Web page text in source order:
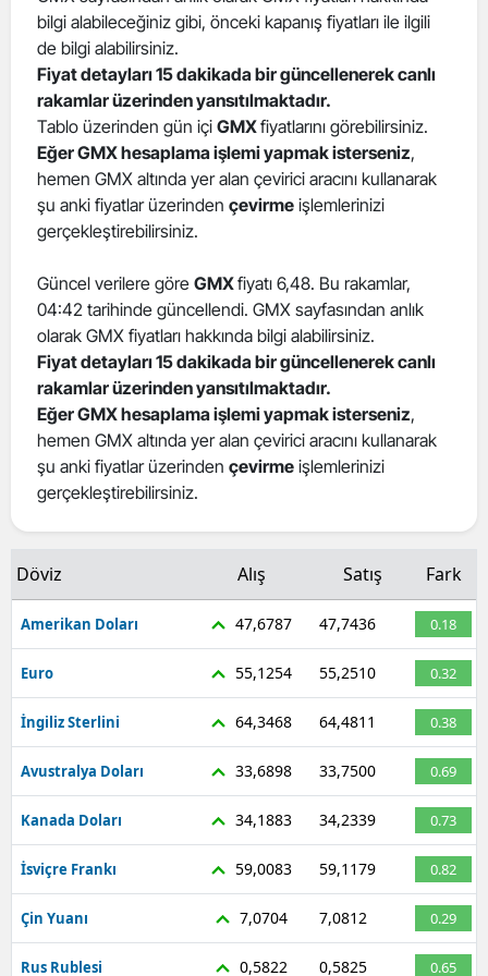
Edirne
Elazığ
Erzincan
Erzurum
Eskişehir
Giresun
Gümüşhane
Hakkari
Hatay
Isparta
İzmir
Kars
Kastamonu
Kayseri
Kırşehir
Kocaeli
Konya
Kütahya
bilgi alabileceğiniz gibi, önceki kapanış fiyatları ile ilgili
de bilgi alabilirsiniz.
Fiyat detayları 15 dakikada bir güncellenerek canlı
rakamlar üzerinden yansıtılmaktadır.
Tablo üzerinden gün içi GMXfiyatlarını görebilirsiniz.
Eğer GMX hesaplama işlemi yapmak isterseniz,
hemen GMX altında yer alan çevirici aracını kullanarak
şu anki fiyatlar üzerinden çevirme işlemlerinizi
gerçekleştirebilirsiniz.
Güncel verilere göre GMXfiyatı 6,48. Bu rakamlar,
04:42 tarihinde güncellendi. GMX sayfasından anlık
olarak GMX fiyatları hakkında bilgi alabilirsiniz.
Fiyat detayları 15 dakikada bir güncellenerek canlı
rakamlar üzerinden yansıtılmaktadır.
Eğer GMX hesaplama işlemi yapmak isterseniz,
hemen GMX altında yer alan çevirici aracını kullanarak
şu anki fiyatlar üzerinden çevirme işlemlerinizi
gerçekleştirebilirsiniz.
Döviz Alış Satış Fark
Amerikan Doları 47,6787 47,7436 0.18
Euro 55,1254 55,2510 0.32
İngiliz Sterlini 64,3468 64,4811 0.38
Avustralya Doları 33,6898 33,7500 0.69
Kanada Doları 34,1883 34,2339 0.73
İsviçre Frankı 59,0083 59,1179 0.82
Çin Yuanı 7,0704 7,0812 0.29
Rus Rublesi 0,5822 0,5825 0.65